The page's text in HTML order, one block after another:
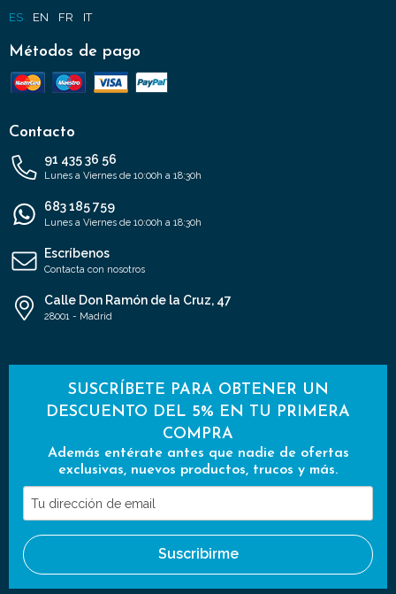
ES EN FR IT
Métodos de pago
Contacto
91 435 36 56
Lunes a Viernes de 10:00h a 18:30h
683 185 759
Lunes a Viernes de 10:00h a 18:30h
Escríbenos
Contacta con nosotros
Calle Don Ramón de la Cruz, 47
28001 - Madrid
SUSCRÍBETE PARA OBTENER UN
DESCUENTO DEL 5% EN TU PRIMERA
COMPRA
Además entérate antes que nadie de ofertas
exclusivas, nuevos productos, trucos y más.
Tu
dirección
de
email
Suscribirme